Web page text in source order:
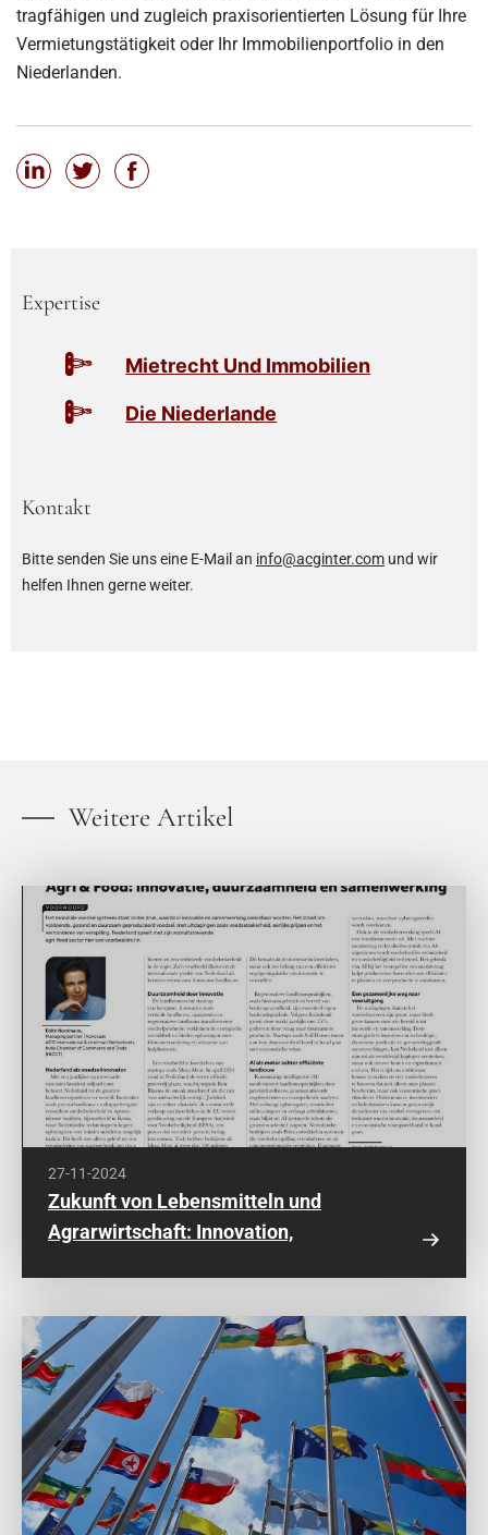
tragfähigen und zugleich praxisorientierten Lösung für Ihre
Vermietungstätigkeit oder Ihr Immobilienportfolio in den
Niederlanden.
Expertise
Mietrecht Und Immobilien
Die Niederlande
Kontakt
Bitte senden Sie uns eine E-Mail an info@acginter.com und wir
helfen Ihnen gerne weiter.
Weitere Artikel
27-11-2024
Zukunft von Lebensmitteln und
Agrarwirtschaft: Innovation,